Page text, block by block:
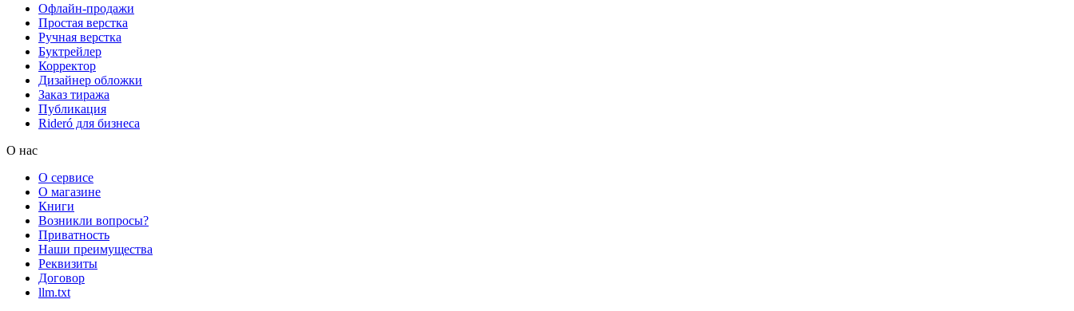
Офлайн-продажи
Простая верстка
Ручная верстка
Буктрейлер
Корректор
Дизайнер обложки
Заказ тиража
Публикация
Rideró для бизнеса
О нас
О сервисе
О магазине
Книги
Возникли вопросы?
Приватность
Наши преимущества
Реквизиты
Договор
llm.txt